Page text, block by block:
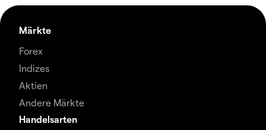
Märkte
Forex
Indizes
Aktien
Andere Märkte
Handelsarten